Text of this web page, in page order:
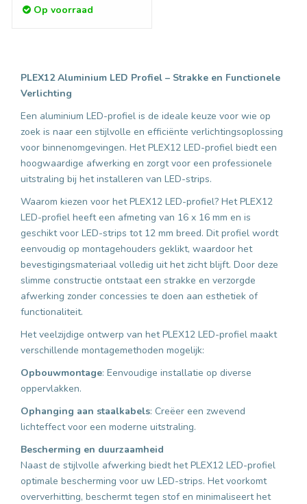
Op voorraad
PLEX12 Aluminium LED Profiel – Strakke en Functionele
Verlichting
Een aluminium LED-profiel is de ideale keuze voor wie op
zoek is naar een stijlvolle en efficiënte verlichtingsoplossing
voor binnenomgevingen. Het PLEX12 LED-profiel biedt een
hoogwaardige afwerking en zorgt voor een professionele
uitstraling bij het installeren van LED-strips.
Waarom kiezen voor het PLEX12 LED-profiel? Het PLEX12
LED-profiel heeft een afmeting van 16 x 16 mm en is
geschikt voor LED-strips tot 12 mm breed. Dit profiel wordt
eenvoudig op montagehouders geklikt, waardoor het
bevestigingsmateriaal volledig uit het zicht blijft. Door deze
slimme constructie ontstaat een strakke en verzorgde
afwerking zonder concessies te doen aan esthetiek of
functionaliteit.
Het veelzijdige ontwerp van het PLEX12 LED-profiel maakt
verschillende montagemethoden mogelijk:
Opbouwmontage: Eenvoudige installatie op diverse
oppervlakken.
Ophanging aan staalkabels: Creëer een zwevend
lichteffect voor een moderne uitstraling.
Bescherming en duurzaamheid
Naast de stijlvolle afwerking biedt het PLEX12 LED-profiel
optimale bescherming voor uw LED-strips. Het voorkomt
oververhitting, beschermt tegen stof en minimaliseert het